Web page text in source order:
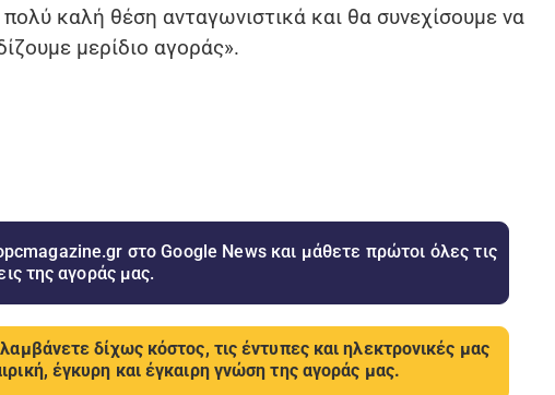
καλή θέση ανταγωνιστικά και θα συνεχίσουμε να
μερίδιο αγοράς».
στο Google News και μάθετε πρώτοι όλες τις
της αγοράς μας.
δίχως κόστος, τις έντυπες και ηλεκτρονικές μας
έγκυρη και έγκαιρη γνώση της αγοράς μας.